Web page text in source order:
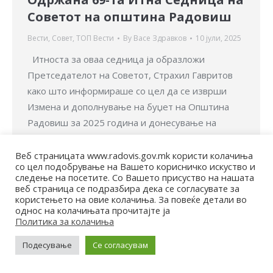
Советот на општина Радовиш
Вести, Совет, ТОП Вести By Васе Здравков 10 јули, 2025
Итноста за оваа седница ја образложи
Претседателот на Советот, Страхил Гавритов
како што информираше со цел да се изврши
Измена и дополнување на буџет на Општина
Радовиш за 2025 година и донесување на
Општина Радовиш за 2025 година – Прв
Ребаланс 2025 година, а поради краткиот…
© Општина Радовиш - 2022. Сите права се задржани
Мапа на веб-страницата | Политика за приватност |
Веб страницата www.radovis.gov.mk користи колачиња
со цел подобрување на Вашето корисничко искуство и
следење на посетите. Со Вашето присуство на нашата
веб страница се подразбира дека се согласувате за
користењето на овие колачиња. За повеќе детали во
однос на колачињата прочитајте ја
Политика за колачиња
Подесување Се согласувам